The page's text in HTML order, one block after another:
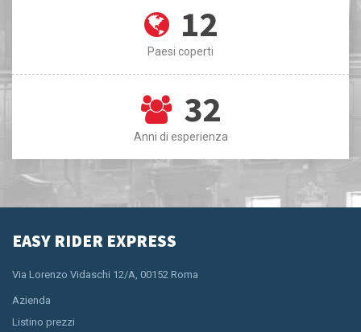
12
Paesi coperti
32
Anni di esperienza
EASY RIDER EXPRESS
Via Lorenzo Vidaschi 12/A, 00152 Roma
Azienda
Listino prezzi